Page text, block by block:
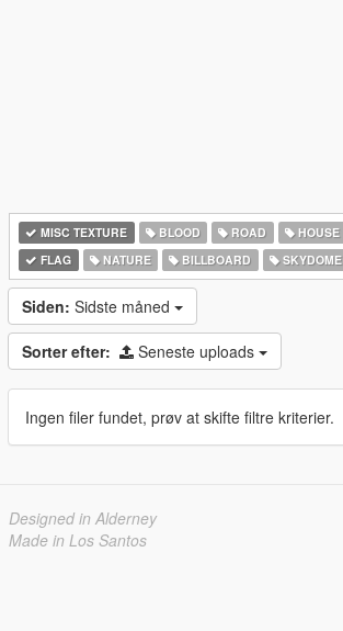
MISC TEXTURE BLOOD ROAD HOUSE
FLAG
NATURE BILLBOARD SKYDOME
Siden: Sidste måned
Sorter efter: Seneste uploads
Ingen filer fundet, prøv at skifte filtre kriterier.
Designed in Alderney
Made in Los Santos